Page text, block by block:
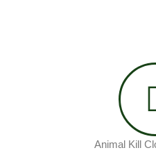
Animal Kill